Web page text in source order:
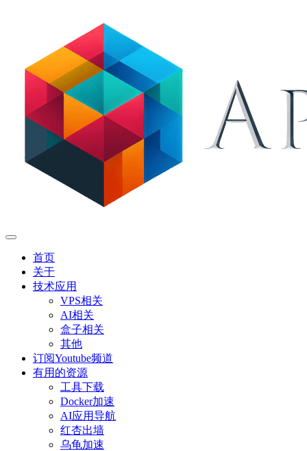
首页
关于
技术应用
VPS相关
AI相关
盒子相关
其他
订阅Youtube频道
有用的资源
工具下载
Docker加速
AI应用导航
红杏出墙
乌龟加速